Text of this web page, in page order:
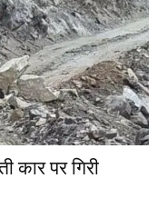
कार पर गिरी